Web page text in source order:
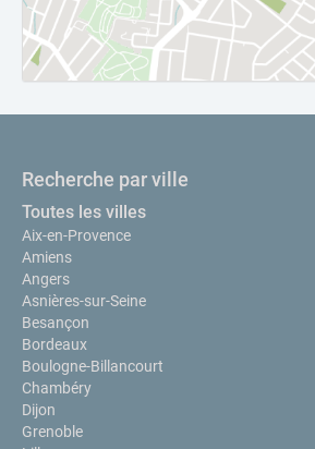
Recherche par ville
Toutes les villes
Aix-en-Provence
Amiens
Angers
Asnières-sur-Seine
Besançon
Bordeaux
Boulogne-Billancourt
Chambéry
Dijon
Grenoble